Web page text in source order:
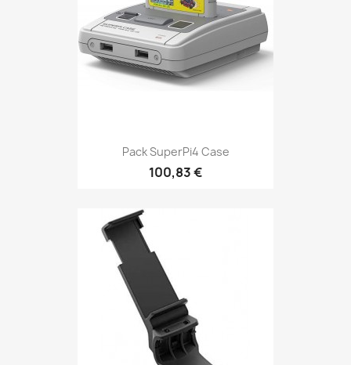
Pack SuperPi4 Case
100,83 €